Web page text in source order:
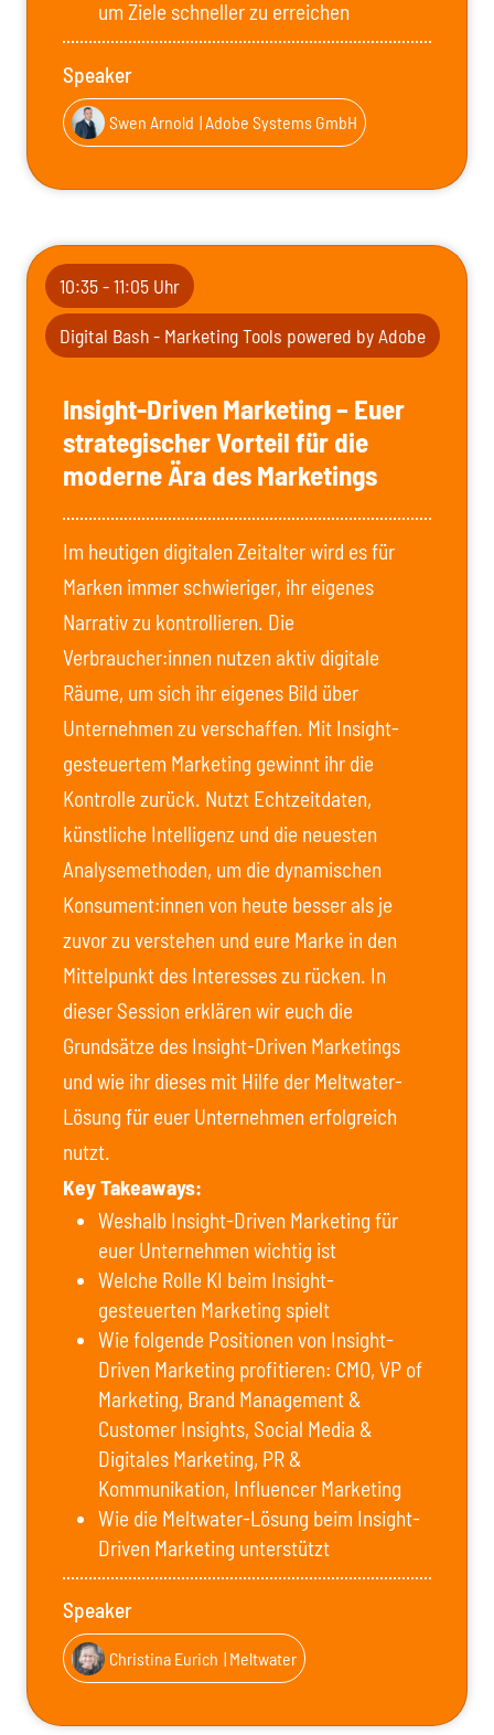
um Ziele schneller zu erreichen
Speaker
Swen Arnold | Adobe Systems GmbH
10:35 - 11:05 Uhr
Digital Bash - Marketing Tools powered by Adobe
Insight-Driven Marketing – Euer
strategischer Vorteil für die
moderne Ära des Marketings
Im heutigen digitalen Zeitalter wird es für
Marken immer schwieriger, ihr eigenes
Narrativ zu kontrollieren. Die
Verbraucher:innen nutzen aktiv digitale
Räume, um sich ihr eigenes Bild über
Unternehmen zu verschaffen. Mit Insight-
gesteuertem Marketing gewinnt ihr die
Kontrolle zurück. Nutzt Echtzeitdaten,
künstliche Intelligenz und die neuesten
Analysemethoden, um die dynamischen
Konsument:innen von heute besser als je
zuvor zu verstehen und eure Marke in den
Mittelpunkt des Interesses zu rücken. In
dieser Session erklären wir euch die
Grundsätze des Insight-Driven Marketings
und wie ihr dieses mit Hilfe der Meltwater-
Lösung für euer Unternehmen erfolgreich
nutzt.
Key Takeaways:
Weshalb Insight-Driven Marketing für
euer Unternehmen wichtig ist
Welche Rolle KI beim Insight-
gesteuerten Marketing spielt
Wie folgende Positionen von Insight-
Driven Marketing profitieren: CMO, VP of
Marketing, Brand Management &
Customer Insights, Social Media &
Digitales Marketing, PR &
Kommunikation, Influencer Marketing
Wie die Meltwater-Lösung beim Insight-
Driven Marketing unterstützt
Speaker
Christina Eurich | Meltwater